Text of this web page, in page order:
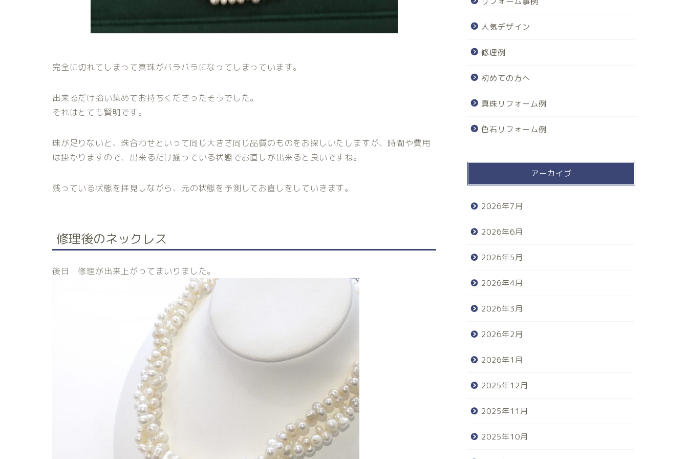
完全に切れてしまって真珠がバラバラになってしまっています。
出来るだけ拾い集めてお持ちくださったそうでした。
それはとても賢明です。
珠が足りないと、珠合わせといって同じ大きさ同じ品質のものをお探しいたしますが、時間や費用
は掛かりますので、出来るだけ揃っている状態でお直しが出来ると良いですね。
残っている状態を拝見しながら、元の状態を予測してお直しをしていきます。
修理後のネックレス
後日 修理が出来上がってまいりました。
人気デザイン
修理例
初めての方へ
真珠リフォーム例
色石リフォーム例
アーカイブ
2026年7月
2026年6月
2026年5月
2026年4月
2026年3月
2026年2月
2026年1月
2025年12月
2025年11月
2025年10月